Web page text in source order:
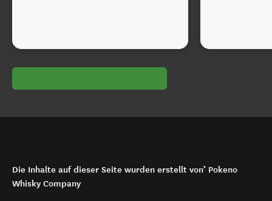
Die Inhalte auf dieser Seite wurden erstellt von’ Pokeno
Whisky Company